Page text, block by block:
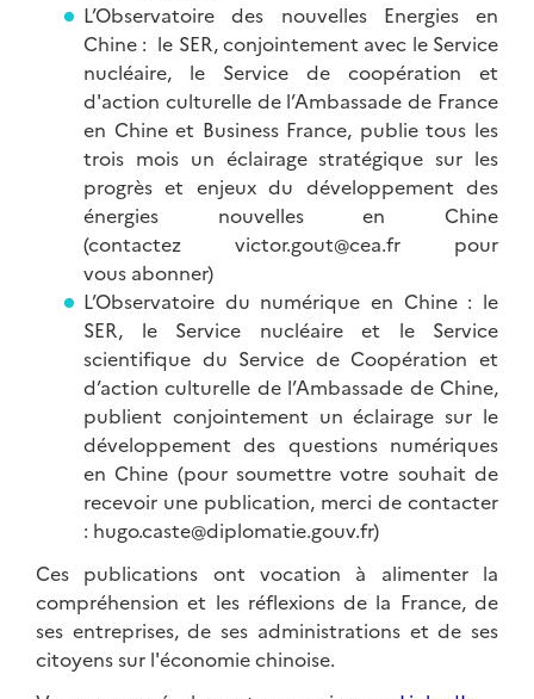
L’Observatoire des nouvelles Energies en
Chine : le SER, conjointement avec le Service
nucléaire, le Service de coopération et
d'action culturelle de l’Ambassade de France
en Chine et Business France, publie tous les
trois mois un éclairage stratégique sur les
progrès et enjeux du développement des
énergies nouvelles en Chine
(contactez victor.gout@cea.fr pour
vous abonner)
L’Observatoire du numérique en Chine : le
SER, le Service nucléaire et le Service
scientifique du Service de Coopération et
d’action culturelle de l’Ambassade de Chine,
publient conjointement un éclairage sur le
développement des questions numériques
en Chine (pour soumettre votre souhait de
recevoir une publication, merci de contacter
: hugo.caste@diplomatie.gouv.fr)
Ces publications ont vocation à alimenter la
compréhension et les réflexions de la France, de
ses entreprises, de ses administrations et de ses
citoyens sur l'économie chinoise.